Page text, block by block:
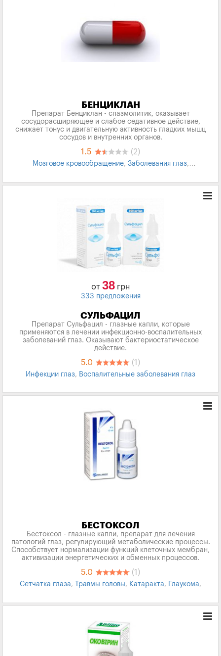
БЕНЦИКЛАН
Препарат Бенциклан - спазмолитик, оказывает
сосудорасширяющее и слабое седативное действие,
снижает тонус и двигательную активность гладких мышц
сосудов и внутренних органов.
1.5 (2)
Мозговое кровообращение, Заболевания глаз,
от 38 грн
333 предложения
СУЛЬФАЦИЛ
Препарат Сульфацил - глазные капли, которые
применяются в лечении инфекционно-воспалительных
заболеваний глаз. Оказывают бактериостатическое
действие.
5.0 (1)
Инфекции глаз, Воспалительные заболевания глаз
БЕСТОКСОЛ
Бестоксол - глазные капли, препарат для лечения
патологий глаз, регулирующий метаболические процессы.
Способствует нормализации функций клеточных мембран,
активизации энергетических и обменных процессов.
5.0 (1)
Сетчатка глаза, Травмы головы, Катаракта, Глаукома,